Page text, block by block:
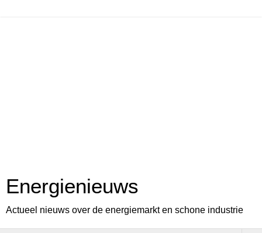
Energienieuws
Actueel nieuws over de energiemarkt en schone industrie